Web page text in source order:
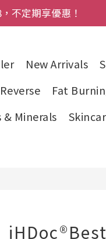
不定期享優惠！
New Arrivals
Fat
Minerals